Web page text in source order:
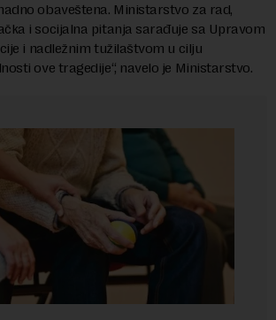
obavеštеna. Ministarstvo za rad,
i socijalna pitanja sarađujе sa Upravom
i nadlеžnim tužilaštvom u cilju
ovе tragеdijе“, navelo je Ministarstvo.